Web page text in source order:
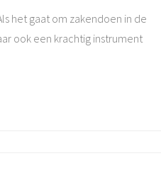
het gaat om zakendoen in de
ook een krachtig instrument